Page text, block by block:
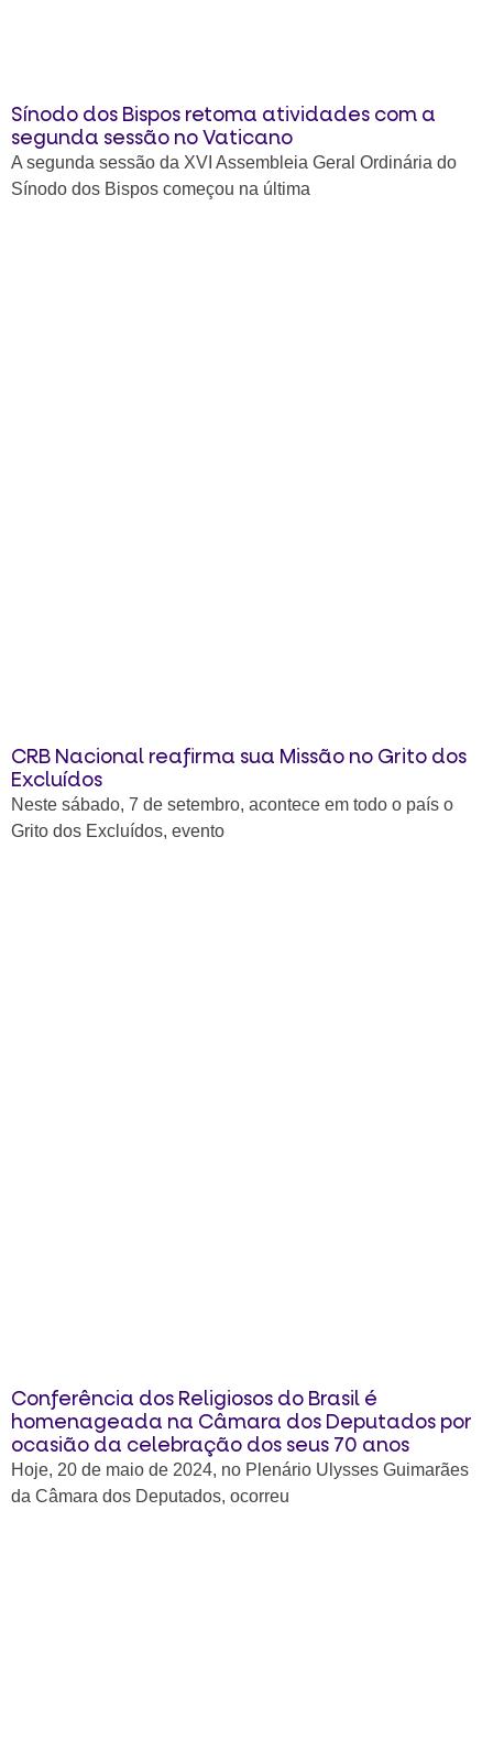
Sínodo dos Bispos retoma atividades com a
segunda sessão no Vaticano
A segunda sessão da XVI Assembleia Geral Ordinária do
Sínodo dos Bispos começou na última
CRB Nacional reafirma sua Missão no Grito dos
Excluídos
Neste sábado, 7 de setembro, acontece em todo o país o
Grito dos Excluídos, evento
Conferência dos Religiosos do Brasil é
homenageada na Câmara dos Deputados por
ocasião da celebração dos seus 70 anos
Hoje, 20 de maio de 2024, no Plenário Ulysses Guimarães
da Câmara dos Deputados, ocorreu